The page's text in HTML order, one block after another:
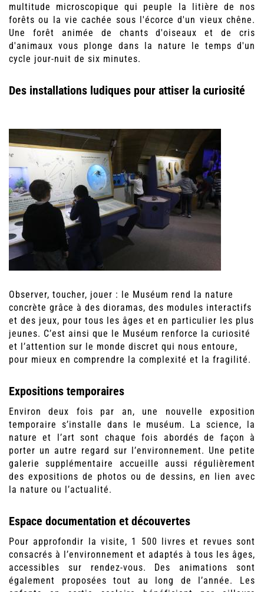
multitude microscopique qui peuple la litière de nos
forêts ou la vie cachée sous l'écorce d'un vieux chêne.
Une forêt animée de chants d'oiseaux et de cris
d'animaux vous plonge dans la nature le temps d'un
cycle jour-nuit de six minutes.
Des installations ludiques pour attiser la curiosité
Observer, toucher, jouer : le Muséum rend la nature
concrète grâce à des dioramas, des modules interactifs
et des jeux, pour tous les âges et en particulier les plus
jeunes. C’est ainsi que le Muséum renforce la curiosité
et l’attention sur le monde discret qui nous entoure,
pour mieux en comprendre la complexité et la fragilité.
Expositions temporaires
Environ deux fois par an, une nouvelle exposition
temporaire s’installe dans le muséum. La science, la
nature et l’art sont chaque fois abordés de façon à
porter un autre regard sur l’environnement. Une petite
galerie supplémentaire accueille aussi régulièrement
des expositions de photos ou de dessins, en lien avec
la nature ou l’actualité.
Espace documentation et découvertes
Pour approfondir la visite, 1 500 livres et revues sont
consacrés à l’environnement et adaptés à tous les âges,
accessibles sur rendez-vous. Des animations sont
également proposées tout au long de l’année. Les